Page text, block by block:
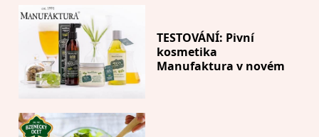
TESTOVÁNÍ: Pivní
kosmetika
Manufaktura v novém